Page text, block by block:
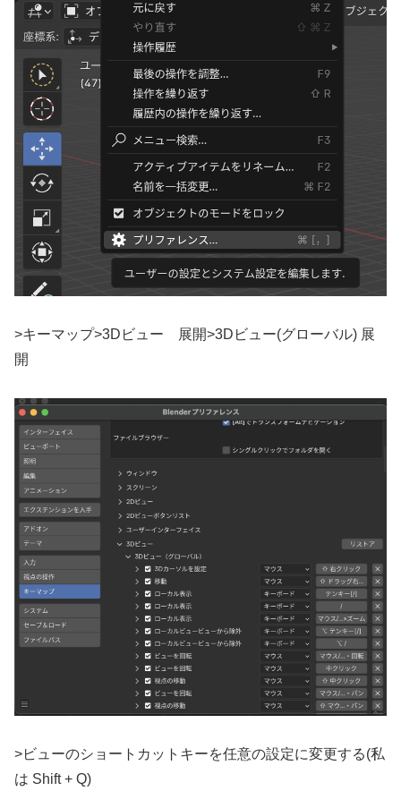
>キーマップ>3Dビュー 展開>3Dビュー(グローバル) 展
開
>ビューのショートカットキーを任意の設定に変更する(私
は Shift + Q)